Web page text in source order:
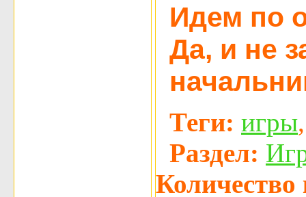
Идем по
Да, и не
Теги: игры
Раздел:
Количество